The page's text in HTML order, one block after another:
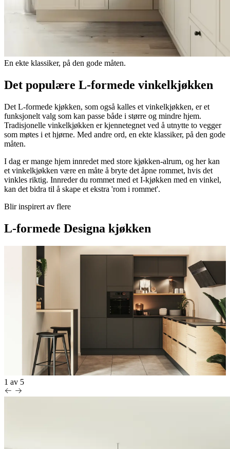
En ekte klassiker, på den gode måten.
Det populære L-formede vinkelkjøkken
Det L-formede kjøkken, som også kalles et vinkelkjøkken, er et
funksjonelt valg som kan passe både i større og mindre hjem.
Tradisjonelle vinkelkjøkken er kjennetegnet ved å utnytte to vegger
som møtes i et hjørne. Med andre ord, en ekte klassiker, på den gode
måten.
I dag er mange hjem innredet med store kjøkken-alrum, og her kan
et vinkelkjøkken være en måte å bryte det åpne rommet, hvis det
vinkles riktig. Innreder du rommet med et I-kjøkken med en vinkel,
kan det bidra til å skape et ekstra 'rom i rommet'.
Blir inspirert av flere
L-formede Designa kjøkken
1 av 5